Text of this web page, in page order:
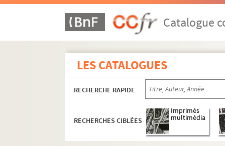
Catalogue
LES CATALOGUES
RECHERCHE RAPIDE
RECHERCHES CIBLÉES
Imprimés
multimédia